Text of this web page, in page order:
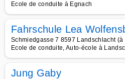
Ecole de conduite à Egnach
Fahrschule Lea
Schmiedgasse 7 8597 Landschlacht (à
Ecole de conduite, Auto-école à
Jung Gaby